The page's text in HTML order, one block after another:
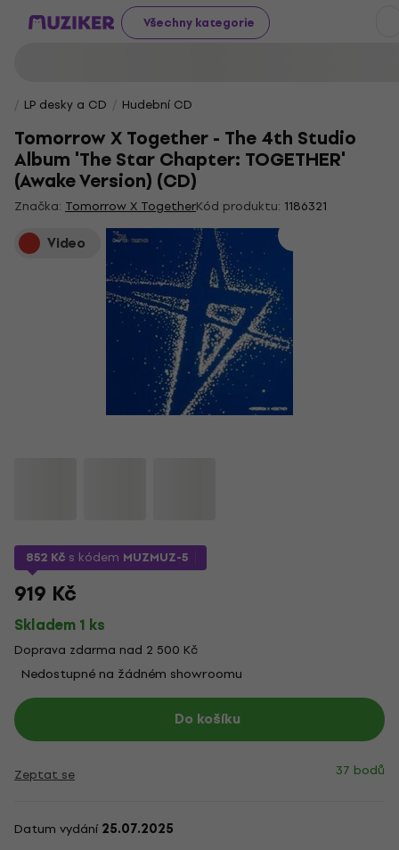
Všechny kategorie
LP desky a CD Hudební CD
Tomorrow X Together - The 4th Studio
Album 'The Star Chapter: TOGETHER'
(Awake Version) (CD)
Značka: Tomorrow X TogetherKód produktu: 1186321
Video
852 Kč s kódem MUZMUZ-5
919 Kč
Skladem 1 ks
Doprava zdarma nad 2 500 Kč
Nedostupné na žádném showroomu
Do košíku
Zeptat se 37 bodů
Datum vydání 25.07.2025